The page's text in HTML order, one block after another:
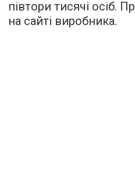
півтори тисячі осіб.
на сайті виробника.